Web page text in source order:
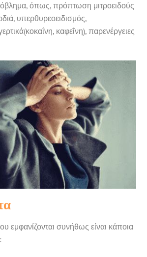
όπως, πρόπτωση μιτροειδούς
υπερθυρεοειδισμός,
καφεΐνη), παρενέργειες
εμφανίζονται συνήθως είναι κάποια